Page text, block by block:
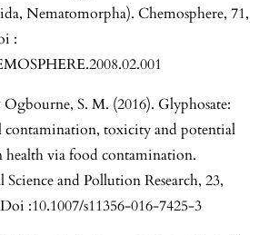
Nematomorpha). Chemosphere, 71,
:
S. M. (2016). Glyphosate:
contamination, toxicity and potential
health via food contamination.
and Pollution Research, 23,
:10.1007/s11356-016-7425-3